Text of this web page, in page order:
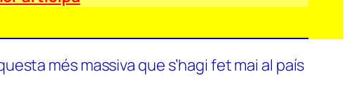
més massiva que s’hagi fet mai al país